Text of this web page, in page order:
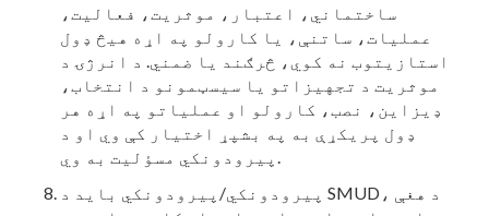
ساختماني، اعتبار، موثریت، فعالیت،
عملیات، ساتنې، یا کارولو په اړه هیڅ ډول
استازیتوب نه کوي، څرګند یا ضمني. د انرژۍ د
موثریت د تجهیزاتو یا سیسټمونو د انتخاب،
ډیزاین، نصب، کارولو او عملیاتو په اړه هر
ډول پریکړې به په بشپړ اختیار کې وي او د
پیرودونکي مسؤلیت به وي.
پیرودونکي/پیرودونکي باید د SMUD، د هغې